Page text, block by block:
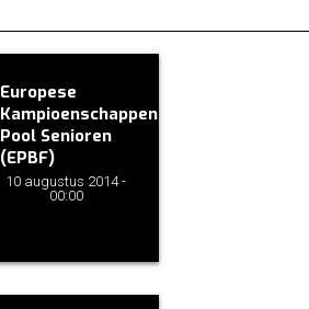
Europese
Kampioenschappen
Pool Senioren
(EPBF)
10 augustus 2014 -
00:00